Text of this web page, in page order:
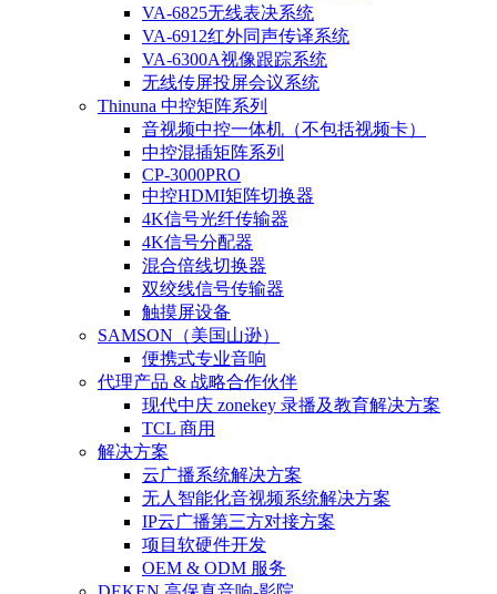
VA-6825无线表决系统
VA-6912红外同声传译系统
VA-6300A视像跟踪系统
无线传屏投屏会议系统
Thinuna 中控矩阵系列
音视频中控一体机（不包括视频卡）
中控混插矩阵系列
CP-3000PRO
中控HDMI矩阵切换器
4K信号光纤传输器
4K信号分配器
混合倍线切换器
双绞线信号传输器
触摸屏设备
SAMSON（美国山逊）
便携式专业音响
代理产品 & 战略合作伙伴
现代中庆 zonekey 录播及教育解决方案
TCL 商用
解决方案
云广播系统解决方案
无人智能化音视频系统解决方案
IP云广播第三方对接方案
项目软硬件开发
OEM & ODM 服务